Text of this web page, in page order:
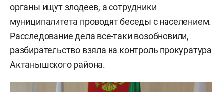
органы ищут злодеев, а сотрудники
муниципалитета проводят беседы с населением.
Расследование дела все-таки возобновили,
разбирательство взяла на контроль прокуратура
Актанышского района.